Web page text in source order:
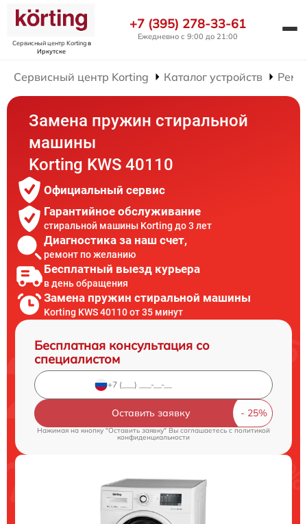
Сервисный центр Kortingв
Иркутске
+7 (395) 278-33-61
Ежедневно с 9:00 до 21:00
Сервисный центр Korting Каталог устройств
Замена пружин стиральной
машины
Korting KWS 40110
Официальный сервис
Гарантийное обслуживание
стиральной машины Korting до 3 лет
Диагностика за наш счет,
ремонт по желанию
Бесплатный выезд курьера
в день обращения
Замена пружин стиральной машины
Korting KWS 40110 от 35 минут
Бесплатная консультация со
специалистом
Оставить заявку
Нажимая на кнопку "Оставить заявку" Вы соглашаетесь cполитикой
конфиденциальности